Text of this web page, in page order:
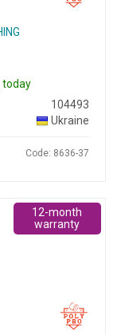
today
104493
Ukraine
Code: 8636-37
12-month
warranty